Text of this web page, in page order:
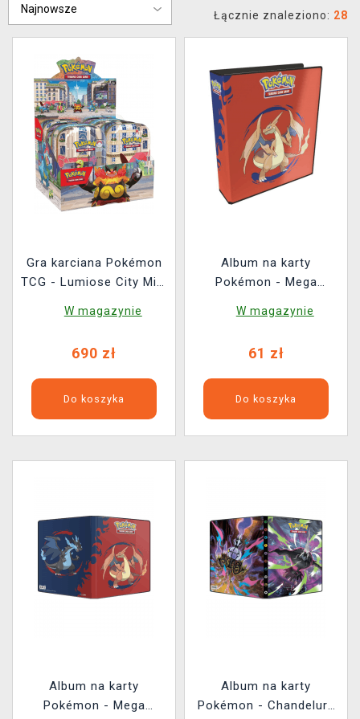
Łącznie znaleziono: 28
Gra karciana Pokémon
TCG - Lumiose City Mini
W magazynie
690 zł
Do koszyka
Album na karty
Pokémon - Mega
W magazynie
61 zł
Do koszyka
Album na karty
Pokémon - Mega
Album na karty
Pokémon - Chandelure